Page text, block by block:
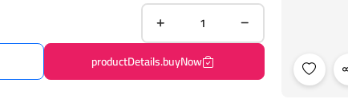
productDetails.buyNow